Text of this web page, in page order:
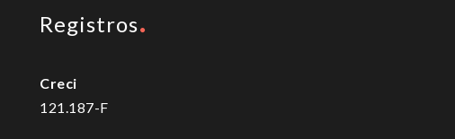
Registros
Creci
121.187-F